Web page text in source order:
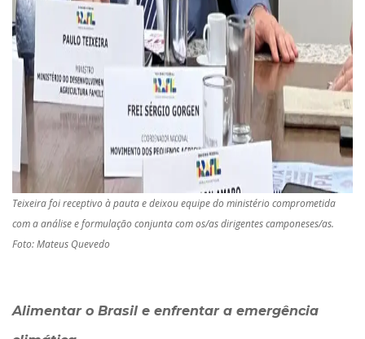
Teixeira foi receptivo à pauta e deixou equipe do ministério comprometida
com a análise e formulação conjunta com os/as dirigentes camponeses/as.
Foto: Mateus Quevedo
Alimentar o Brasil e enfrentar a emergência